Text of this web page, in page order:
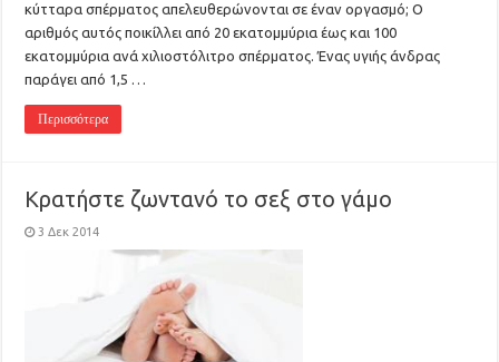
κύτταρα σπέρματος απελευθερώνονται σε έναν οργασμό; Ο
αριθμός αυτός ποικίλλει από 20 εκατομμύρια έως και 100
εκατομμύρια ανά χιλιοστόλιτρο σπέρματος. Ένας υγιής άνδρας
παράγει από 1,5 …
Περισσότερα
Κρατήστε ζωντανό το σεξ στο γάμο
3 Δεκ 2014